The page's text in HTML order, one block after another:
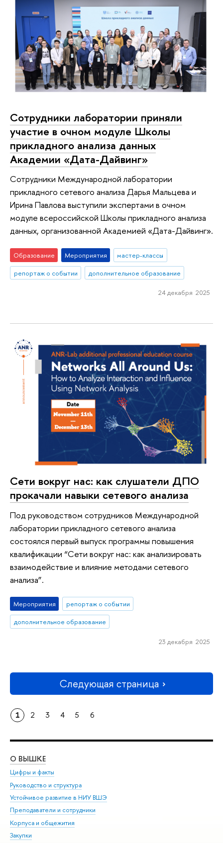
Сотрудники лаборатории приняли
участие в очном модуле Школы
прикладного анализа данных
Академии «Дата-Дайвинг»
Сотрудники Международной лаборатории
прикладного сетевого анализа Дарья Мальцева и
Ирина Павлова выступили экспертами в очном
модуле всероссийской Школы прикладного анализа
данных, организованной Академией «Дата-Дайвинг».
Образование Мероприятия
мастер-классы
репортаж о событии
дополнительное образование
24 декабря 2025
Сети вокруг нас: как слушатели ДПО
прокачали навыки сетевого анализа
Под руководством сотрудников Международной
лаборатории прикладного сетевого анализа
состоялся первый выпуск программы повышения
квалификации “Сети вокруг нас: как анализировать
взаимодействие и влияние методами сетевого
анализа”.
Мероприятия
репортаж о событии
дополнительное образование
23 декабря 2025
Следующая страница
1 2 3 4 5 6
О ВЫШКЕ
Цифры и факты
Руководство и структура
Устойчивое развитие в НИУ ВШЭ
Преподаватели и сотрудники
Корпуса и общежития
Закупки